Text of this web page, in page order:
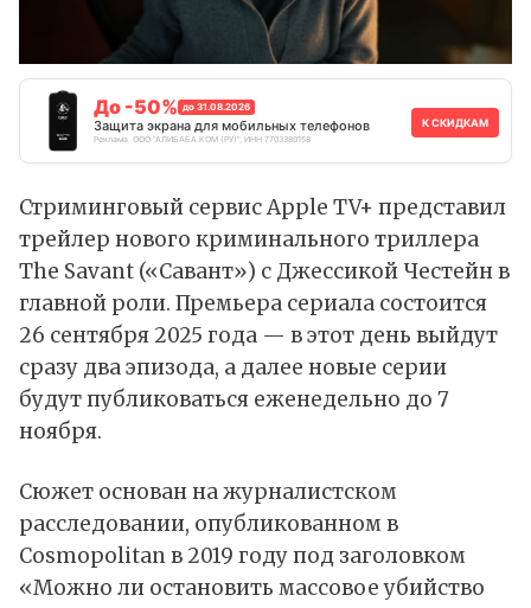
До -50% до 31.08.2026
Защита экрана для мобильных телефонов
Реклама. ООО "АЛИБАБА.КОМ (РУ)", ИНН 7703380158
К СКИДКАМ
Стриминговый сервис Apple TV+ представил
трейлер нового криминального триллера
The Savant («Савант») с Джессикой Честейн в
главной роли. Премьера сериала состоится
26 сентября 2025 года — в этот день выйдут
сразу два эпизода, а далее новые серии
будут публиковаться еженедельно до 7
ноября.
Сюжет основан на журналистском
расследовании, опубликованном в
Cosmopolitan в 2019 году под заголовком
«Можно ли остановить массовое убийство